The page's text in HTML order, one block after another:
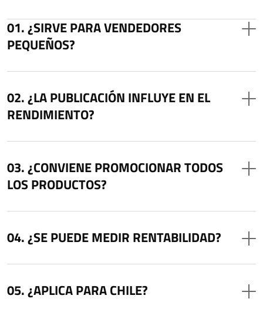
¿SIRVE PARA VENDEDORES
PEQUEÑOS?
¿LA PUBLICACIÓN INFLUYE EN EL
RENDIMIENTO?
¿CONVIENE PROMOCIONAR TODOS
LOS PRODUCTOS?
¿SE PUEDE MEDIR RENTABILIDAD?
¿APLICA PARA CHILE?